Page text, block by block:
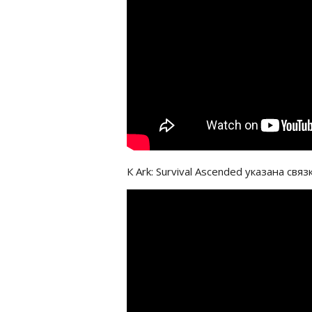
К Ark: Survival Ascended указана